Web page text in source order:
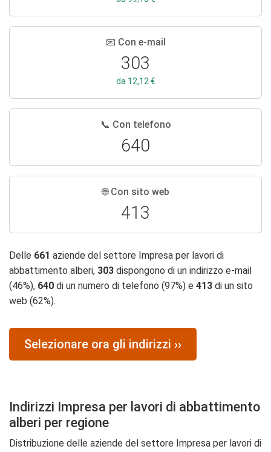
📧 Con e-mail
303
da 12,12 €
📞 Con telefono
640
🌐 Con sito web
413
Delle 661 aziende del settore Impresa per lavori di
abbattimento alberi, 303 dispongono di un indirizzo e-mail
(46%), 640 di un numero di telefono (97%) e 413 di un sito
web (62%).
Selezionare ora gli indirizzi ››
Indirizzi Impresa per lavori di abbattimento
alberi per regione
Distribuzione delle aziende del settore Impresa per lavori di